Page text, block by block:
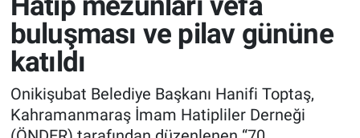
buluşması ve pilav gününe
katıldı
Onikişubat Belediye Başkanı Hanifi Toptaş,
Kahramanmaraş İmam Hatipliler Derneği
SPOR
DÜNYA
EKONOMİ
Tüm Manşetler
Son Dakika Haberleri
Haber Arşivi